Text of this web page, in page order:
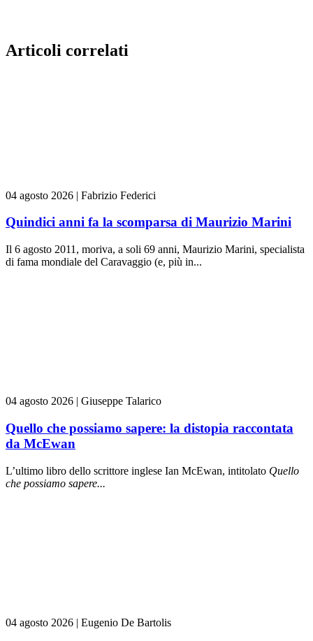
Articoli correlati
04 agosto 2026 | Fabrizio Federici
Quindici anni fa la scomparsa di Maurizio Marini
Il 6 agosto 2011, moriva, a soli 69 anni, Maurizio Marini, specialista
di fama mondiale del Caravaggio (e, più in...
04 agosto 2026 | Giuseppe Talarico
Quello che possiamo sapere: la distopia raccontata
da McEwan
L’ultimo libro dello scrittore inglese Ian McEwan, intitolato Quello
che possiamo sapere...
04 agosto 2026 | Eugenio De Bartolis